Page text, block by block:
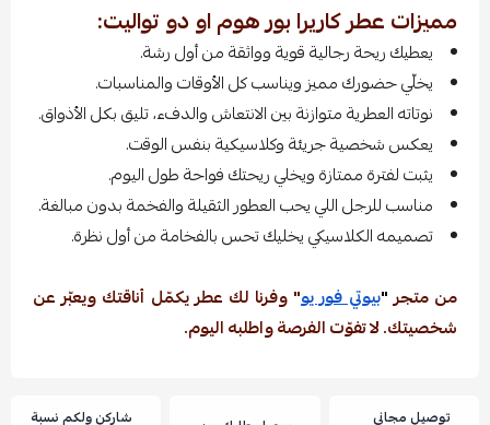
مميزات عطر كاريرا بور هوم او دو تواليت:
يعطيك ريحة رجالية قوية وواثقة من أول رشة.
يخلّي حضورك مميز ويناسب كل الأوقات والمناسبات.
نوتاته العطرية متوازنة بين الانتعاش والدفء، تليق بكل الأذواق.
يعكس شخصية جريئة وكلاسيكية بنفس الوقت.
يثبت لفترة ممتازة ويخلي ريحتك فواحة طول اليوم.
مناسب للرجل اللي يحب العطور الثقيلة والفخمة بدون مبالغة.
تصميمه الكلاسيكي يخليك تحس بالفخامة من أول نظرة.
من متجر"بيوتي فور يو" وفرنا لك عطر يكمّل أناقتك ويعبّر عن
شخصيتك. لا تفوّت الفرصة واطلبه اليوم.
توصيل مجاني شاركن ولكم نسبة